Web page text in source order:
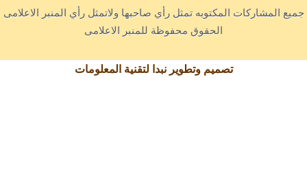
جميع المشاركات المكتوبه تمثل رأي صاحبها ولاتمثل رأي المنبر الاعلامى
الحقوق محفوظة للمنبر الاعلامى
تصميم وتطوير نبدا لتقنية المعلومات